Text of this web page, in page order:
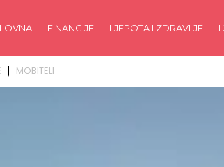
FINANCIJE LJEPOTA I ZDRAVLJE